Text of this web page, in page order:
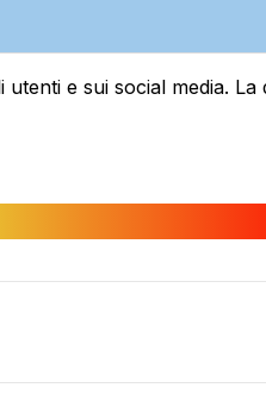
e sui social media. La